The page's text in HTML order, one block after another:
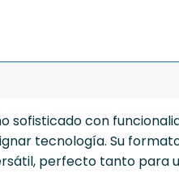
sofisticado con
tecnología. Su
perfecto tanto para